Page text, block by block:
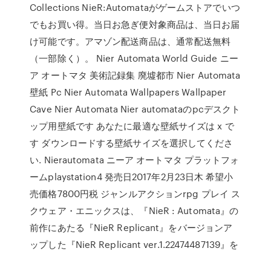
Collections NieR:Automataがゲームストアでいつ
でもお買い得。当日お急ぎ便対象商品は、当日お届
け可能です。アマゾン配送商品は、通常配送無料
（一部除く）。 Nier Automata World Guide ニー
ア オートマタ 美術記録集 廃墟都市 Nier Automata
壁紙 Pc Nier Automata Wallpapers Wallpaper
Cave Nier Automata Nier automataのpcデスクト
ップ用壁紙です あなたに最適な壁紙サイズは x で
す ダウンロードする壁紙サイズを選択してくださ
い. Nierautomata ニーア オートマタ プラットフォ
ームplaystation4 発売日2017年2月23日木 希望小
売価格7800円税 ジャンルアクションrpg プレイ ス
クウェア・エニックスは、『NieR : Automata』の
前作にあたる『NieR Replicant』をバージョンア
ップした『NieR Replicant ver.1.22474487139』を